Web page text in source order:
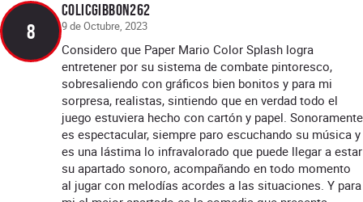
8
ColicGibbon262
9 de Octubre, 2023
Considero que Paper Mario Color Splash logra
entretener por su sistema de combate pintoresco,
sobresaliendo con gráficos bien bonitos y para mi
sorpresa, realistas, sintiendo que en verdad todo el
juego estuviera hecho con cartón y papel. Sonoramente
es espectacular, siempre paro escuchando su música y
es una lástima lo infravalorado que puede llegar a estar
su apartado sonoro, acompañando en todo momento
al jugar con melodías acordes a las situaciones. Y para